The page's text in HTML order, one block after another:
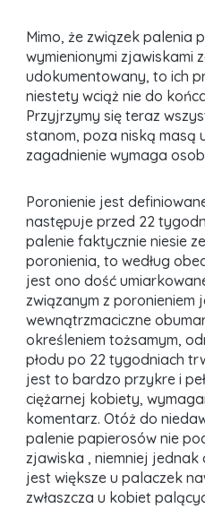
Mimo, że związek palenia
wymienionymi zjawiskami
udokumentowany, to ich
niestety wciąż nie do
Przyjrzymy się teraz
stanom, poza niską masą
zagadnienie wymaga
Poronienie jest
następuje przed 22
palenie faktycznie niesie
poronienia, to według
jest ono dość
związanym z poronieniem
wewnątrzmaciczne
określeniem tożsamym,
płodu po 22 tygodniach
jest to bardzo przykre i
ciężarnej kobiety,
komentarz. Otóż do
palenie papierosów nie
zjawiska , niemniej jednak
jest większe u palaczek
zwłaszcza u kobiet